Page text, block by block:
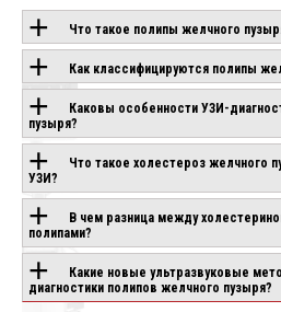
Что такое полипы желчного
Как классифицируются полипы
Каковы особенности УЗИ-
пузыря?
Что такое холестероз желчного
УЗИ?
В чем разница между
полипами?
Какие новые ультразвуковые
диагностики полипов желчного пузыря?
ЭТОЙ
AIR
CANON APLIO
BEYOND
Под заказ